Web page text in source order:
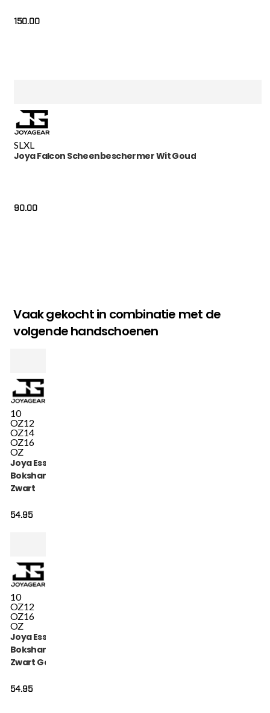
150.00
SL XL
Joya Falcon Scheenbeschermer Wit Goud
90.00
Vaak gekocht in combinatie met de
volgende handschoenen
10
OZ12
OZ14
OZ16
OZ
Joya Essential
Bokshandschoenen
Zwart
54.95
10
OZ12
OZ16
OZ
Joya Essential
Bokshandschoenen
Zwart Goud
54.95